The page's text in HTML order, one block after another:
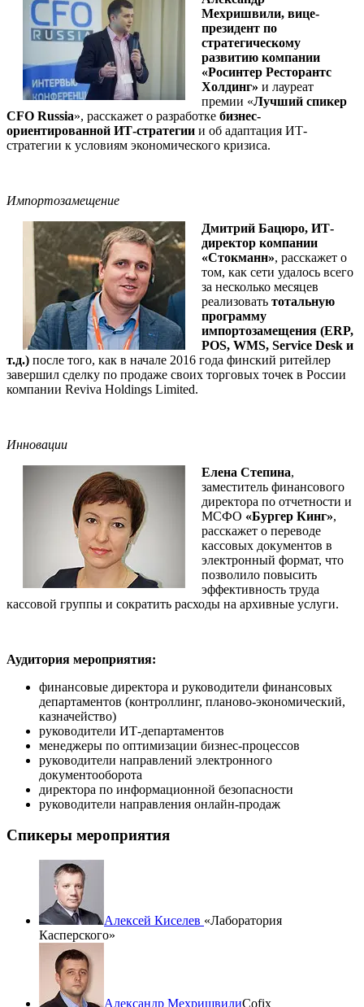
Мехришвили, вице-
президент по
стратегическому
развитию компании
«Росинтер Ресторантс
Холдинг» и лауреат
премии «Лучший спикер
CFO Russia», расскажет о разработке бизнес-
ориентированной ИТ-стратегии и об адаптация ИТ-
стратегии к условиям экономического кризиса.
Импортозамещение
Дмитрий Бацюро, ИТ-
директор компании
«Стокманн», расскажет о
том, как сети удалось всего
за несколько месяцев
реализовать тотальную
программу
импортозамещения (ERP,
POS, WMS, Service Desk и
т.д.) после того, как в начале 2016 года финский ритейлер
завершил сделку по продаже своих торговых точек в России
компании Reviva Holdings Limited.
Инновации
Елена Степина,
заместитель финансового
директора по отчетности и
МСФО «Бургер Кинг»,
расскажет о переводе
кассовых документов в
электронный формат, что
позволило повысить
эффективность труда
кассовой группы и сократить расходы на архивные услуги.
Аудитория мероприятия:
финансовые директора и руководители финансовых
департаментов (контроллинг, планово-экономический,
казначейство)
руководители ИТ-департаментов
менеджеры по оптимизации бизнес-процессов
руководители направлений электронного
документооборота
директора по информационной безопасности
руководители направления онлайн-продаж
Спикеры мероприятия
Алексей Киселев «Лаборатория
Касперского»
Александр МехришвилиCofix